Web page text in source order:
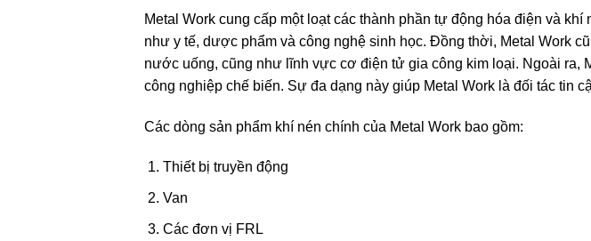
Metal Work cung cấp một loạt các thành phần tự động hóa điện và
như y tế, dược phẩm và công nghệ sinh học. Đồng thời, Metal Work
nước uống, cũng như lĩnh vực cơ điện tử gia công kim loại. Ngoài ra,
công nghiệp chế biến. Sự đa dạng này giúp Metal Work là đối tác tin
Các dòng sản phẩm khí nén chính của Metal Work bao gồm:
Thiết bị truyền động
Van
Các đơn vị FRL